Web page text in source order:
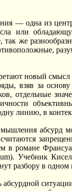
— одна из
или
так же
новый
взяв за
отдельные
линию, в
абсурд
в романе
Учебник
разбору в
абсурдной